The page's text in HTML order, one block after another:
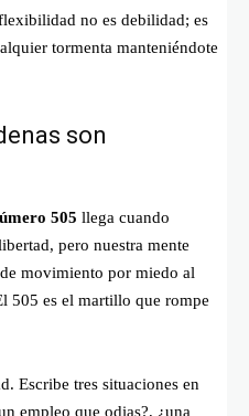
no es debilidad; es
tormenta manteniéndote
son
505 llega cuando
pero nuestra mente
movimiento por miedo al
505 es el martillo que rompe
Escribe tres situaciones en
empleo que odias?, ¿una